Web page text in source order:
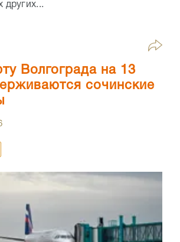
других...
Волгограда на 13
сочинские